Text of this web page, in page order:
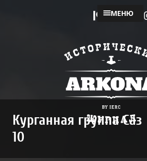
МЕНЮ
Курганная группа Саз
10